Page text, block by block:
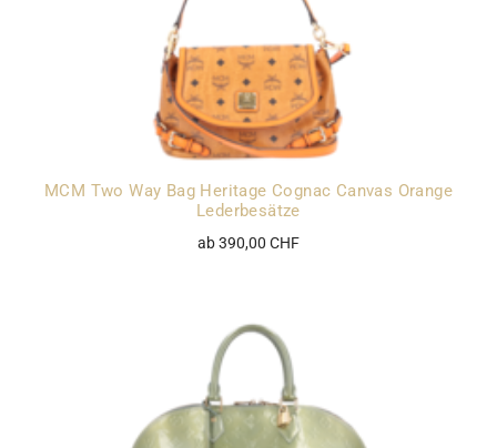
MCM Two Way Bag Heritage Cognac Canvas Orange
Lederbesätze
ab 390,00 CHF